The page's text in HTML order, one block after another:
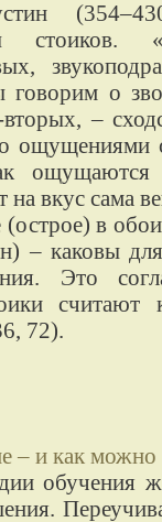
стоиков.
о
–
на вкус сама
(острое) в
– каковы
Это
72).
– и как можно
обучения